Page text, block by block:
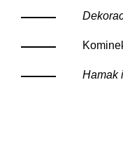
Hamak